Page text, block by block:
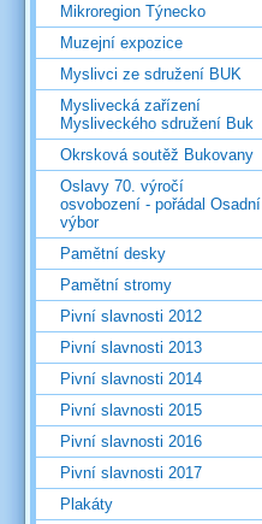
Mikroregion Týnecko
Muzejní expozice
Myslivci ze sdružení BUK
Myslivecká zařízení
Mysliveckého sdružení Buk
Okrsková soutěž Bukovany
Oslavy 70. výročí
osvobození - pořádal Osadní
výbor
Pamětní desky
Pamětní stromy
Pivní slavnosti 2012
Pivní slavnosti 2013
Pivní slavnosti 2014
Pivní slavnosti 2015
Pivní slavnosti 2016
Pivní slavnosti 2017
Plakáty